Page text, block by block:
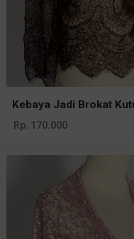
Kebaya Jadi Brokat
Rp. 170.000